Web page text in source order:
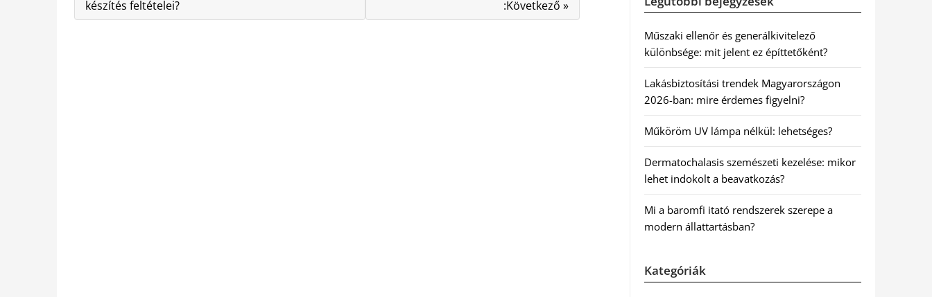
készítés feltételei?
:Következő »
Műszaki ellenőr és generálkivitelező
különbsége: mit jelent ez építtetőként?
Lakásbiztosítási trendek Magyarországon
2026-ban: mire érdemes figyelni?
Műköröm UV lámpa nélkül: lehetséges?
Dermatochalasis szemészeti kezelése: mikor
lehet indokolt a beavatkozás?
Mi a baromfi itató rendszerek szerepe a
modern állattartásban?
Kategóriák